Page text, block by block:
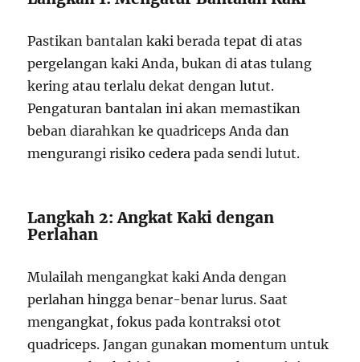
Pastikan bantalan kaki berada tepat di atas
pergelangan kaki Anda, bukan di atas tulang
kering atau terlalu dekat dengan lutut.
Pengaturan bantalan ini akan memastikan
beban diarahkan ke quadriceps Anda dan
mengurangi risiko cedera pada sendi lutut.
Langkah 2: Angkat Kaki dengan
Perlahan
Mulailah mengangkat kaki Anda dengan
perlahan hingga benar-benar lurus. Saat
mengangkat, fokus pada kontraksi otot
quadriceps. Jangan gunakan momentum untuk